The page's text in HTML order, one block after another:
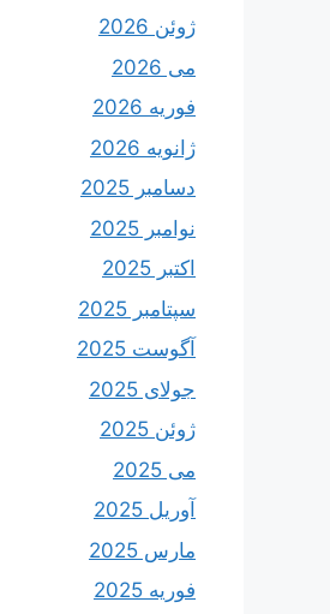
ژوئن 2026
می 2026
فوریه 2026
ژانویه 2026
دسامبر 2025
نوامبر 2025
اکتبر 2025
سپتامبر 2025
آگوست 2025
جولای 2025
ژوئن 2025
می 2025
آوریل 2025
مارس 2025
فوریه 2025